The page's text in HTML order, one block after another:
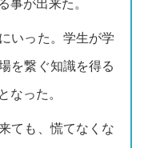
事が出来た。
いった。学生が学
を繋ぐ知識を得る
なった。
ても、慌てなくな